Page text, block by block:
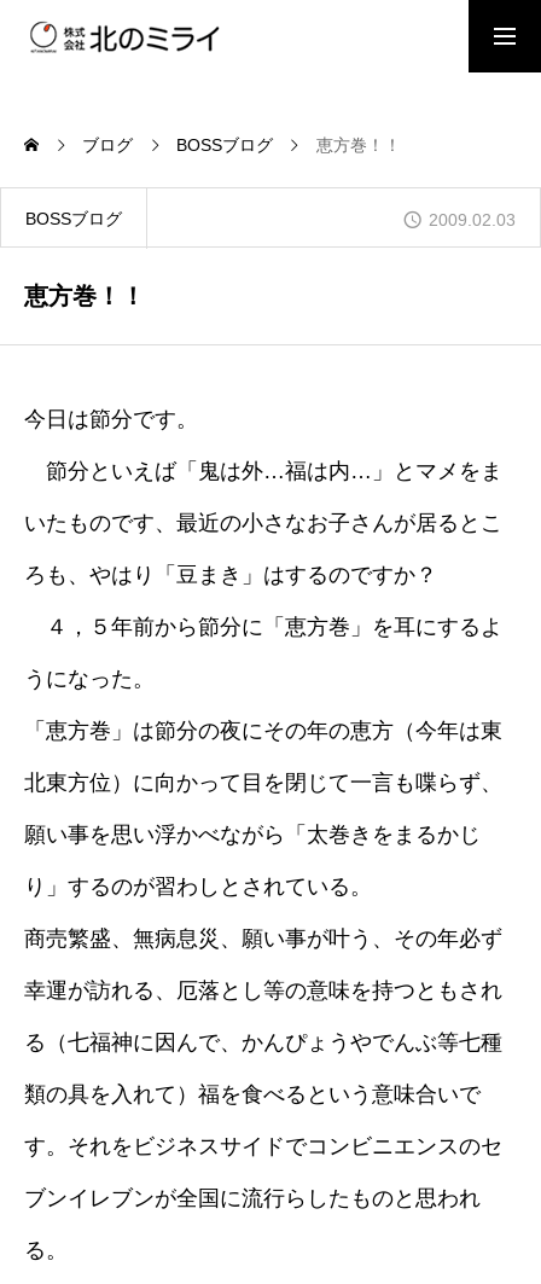
会社概要
事業内容
お問い合わせ
採用情報
ブログ
ブログ BOSSブログ 恵方巻！！
BOSSブログ 2009.02.03
恵方巻！！
今日は節分です。
節分といえば「鬼は外…福は内…」とマメをま
いたものです、最近の小さなお子さんが居るとこ
ろも、やはり「豆まき」はするのですか？
４，５年前から節分に「恵方巻」を耳にするよ
うになった。
「恵方巻」は節分の夜にその年の恵方（今年は東
北東方位）に向かって目を閉じて一言も喋らず、
願い事を思い浮かべながら「太巻きをまるかじ
り」するのが習わしとされている。
商売繁盛、無病息災、願い事が叶う、その年必ず
幸運が訪れる、厄落とし等の意味を持つともされ
る（七福神に因んで、かんぴょうやでんぶ等七種
類の具を入れて）福を食べるという意味合いで
す。それをビジネスサイドでコンビニエンスのセ
ブンイレブンが全国に流行らしたものと思われ
る。